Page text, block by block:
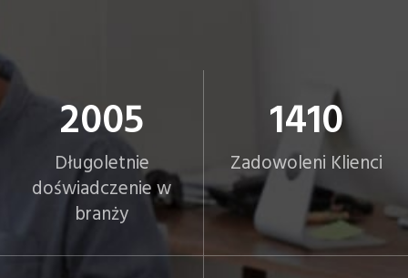
2005
Długoletnie
doświadczenie w
branży
1410
Zadowoleni Klienci